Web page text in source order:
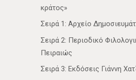
κράτος»
Σειρά 1: Αρχείο
Σειρά 2: Περιοδικό
Πειραιώς
Σειρά 3: Εκδόσεις Γιάννη